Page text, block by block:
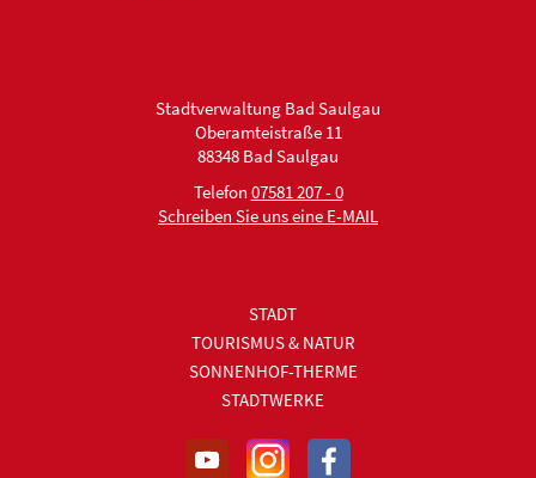
Stadtverwaltung Bad Saulgau
Oberamteistraße 11
88348 Bad Saulgau
Telefon 07581 207 - 0
Schreiben Sie uns eine E-MAIL
STADT
TOURISMUS & NATUR
SONNENHOF-THERME
STADTWERKE